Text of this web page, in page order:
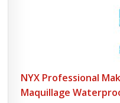
NYX Professional
Maquillage